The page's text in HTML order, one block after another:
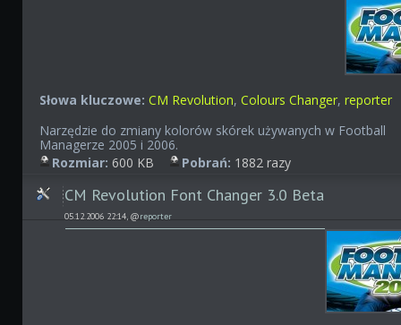
Słowa kluczowe: CM Revolution,Colours Changer,reporter
Narzędzie do zmiany kolorów skórek używanych w Football
Managerze 2005 i 2006.
Rozmiar: 600 KB Pobrań: 1882 razy
CM Revolution Font Changer 3.0 Beta
05.12.2006 22:14, @reporter